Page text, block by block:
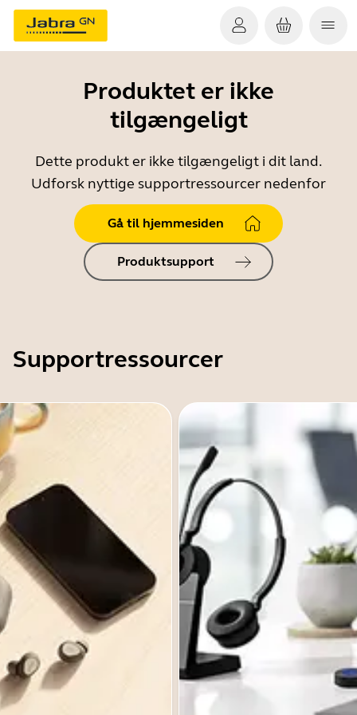
Produktet er ikke
tilgængeligt
Dette produkt er ikke tilgængeligt i dit land.
Udforsk nyttige supportressourcer nedenfor
Gå til hjemmesiden
Produktsupport
Supportressourcer